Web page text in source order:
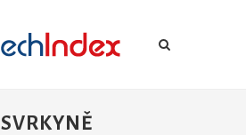
SVRKYNĚ